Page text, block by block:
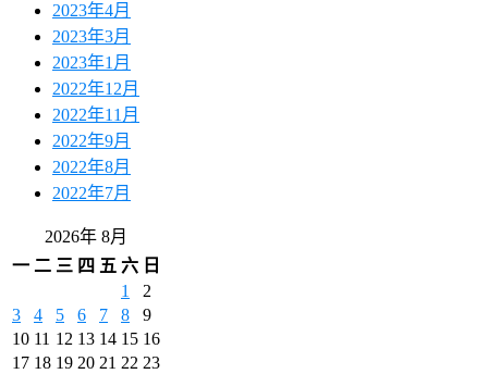
2023年4月
2023年3月
2023年1月
2022年12月
2022年11月
2022年9月
2022年8月
2022年7月
2026年 8月
一 二 三 四 五 六 日
1
2
3
4 5 6 7 8
9
10 11 12 13 14 15 16
17 18 19 20 21 22 23